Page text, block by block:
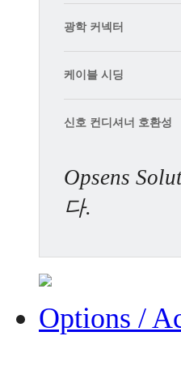
광학 커넥터
케이블 시딩
신호 컨디셔너 호환성
Opsens
다.
Options /